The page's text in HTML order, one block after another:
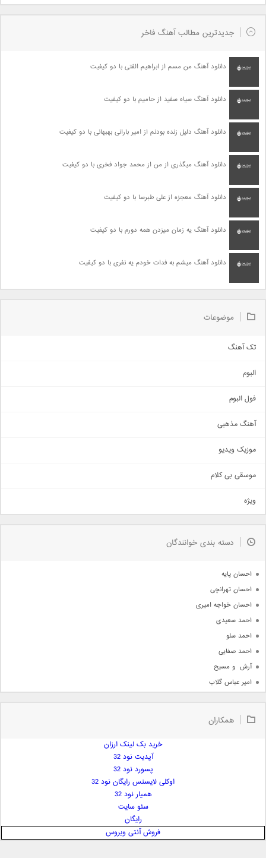
جدیدترین مطالب آهنگ فاخر
دانلود آهنگ من مسم از ابراهیم الفتی با دو کیفیت
دانلود آهنگ سیاه سفید از حامیم با دو کیفیت
دانلود آهنگ دلیل زنده بودنم از امیر بارانی بهبهانی با دو کیفیت
دانلود آهنگ میگذری از من از محمد جواد فخری با دو کیفیت
دانلود آهنگ معجزه از علی طبرسا با دو کیفیت
دانلود آهنگ یه زمان میزدن همه دورم با دو کیفیت
دانلود آهنگ میشم به فدات خودم یه نفری با دو کیفیت
موضوعات
تک آهنگ
اجتماعی
حماسی
سنتی
اهنگ بندرعباسی
دمو
مذهبی
جدیدترین ها
البوم
فول البوم
آهنگ مذهبی
موزیک ویدیو
موسقی بی کلام
ویژه
دسته بندی خوانندگان
احسان پایه
احسان تهرانچی
احسان خواجه امیری
احمد سعیدی
احمد سلو
احمد صفایی
آرش  و مسیح
امیر عباس گلاب
امیر علی
ایمان غلامی
همکاران
خرید بک لینک ارزان
آپدیت نود 32
پسورد نود 32
اوکلی لایسنس رایگان نود 32
همیار نود 32
سئو سایت
رایگان
فروش آنتی ویروس